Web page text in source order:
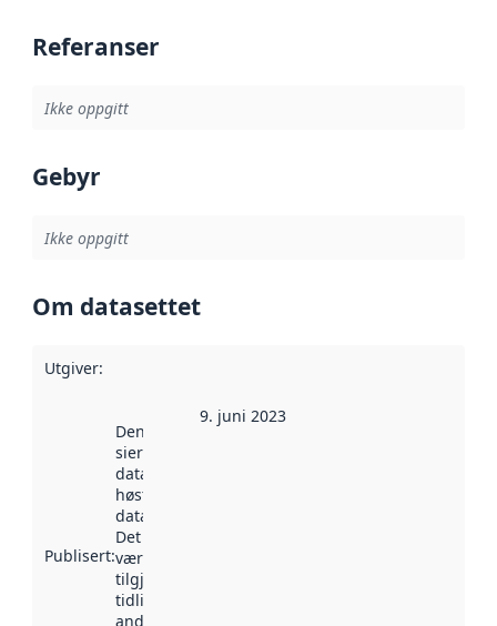
Referanser
Ikke oppgitt
Gebyr
Ikke oppgitt
Om datasettet
Utgiver:
Publisert:
Denne datoen
sier når
datasettet ble
høstet av
data.norge.no.
Det kan ha
vært
tilgjengelig
tidligere
andre steder.
9. juni 2023